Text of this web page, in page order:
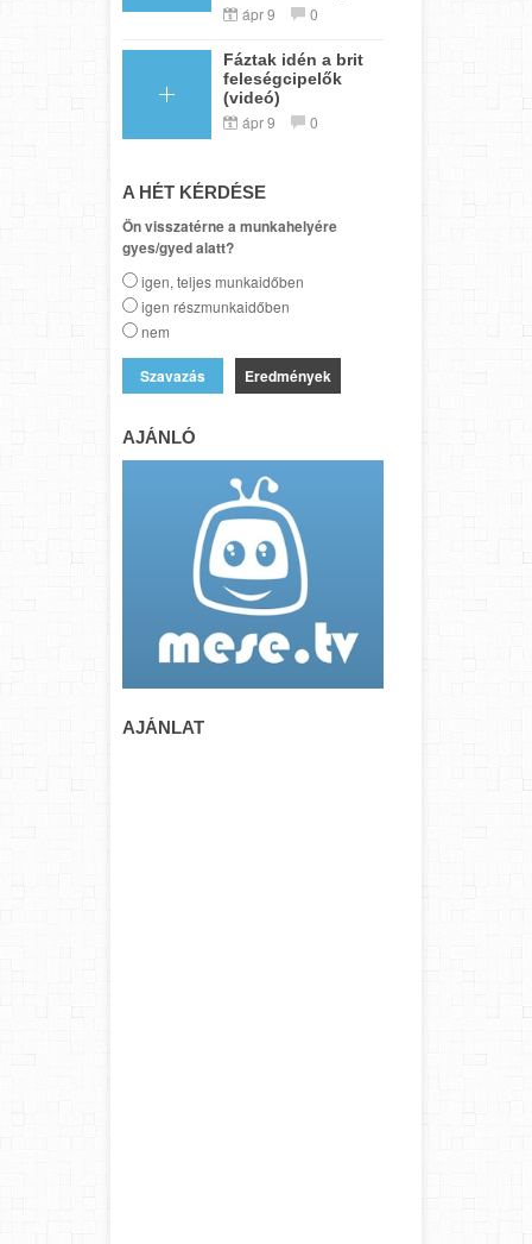
ápr 9 0
Fáztak idén a brit
feleségcipelők
(videó)
ápr 9 0
A HÉT KÉRDÉSE
Ön visszatérne a munkahelyére
gyes/gyed alatt?
igen, teljes munkaidőben
igen részmunkaidőben
nem
Eredmények
AJÁNLÓ
AJÁNLAT